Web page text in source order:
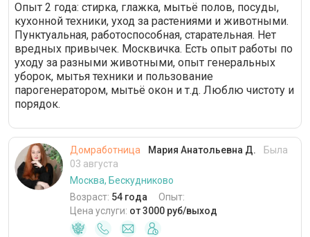
Опыт 2 года: стирка, глажка, мытьё полов, посуды,
кухонной техники, уход за растениями и животными.
Пунктуальная, работоспособная, старательная. Нет
вредных привычек. Москвичка. Есть опыт работы по
уходу за разными животными, опыт генеральных
уборок, мытья техники и пользование
парогенератором, мытьё окон и т.д. Люблю чистоту и
порядок.
Домработница Мария Анатольевна Д.
Была
03 августа
Москва, Бескудниково
Возраст: 54 года
Опыт:
Цена услуги: от 3000 руб/выход